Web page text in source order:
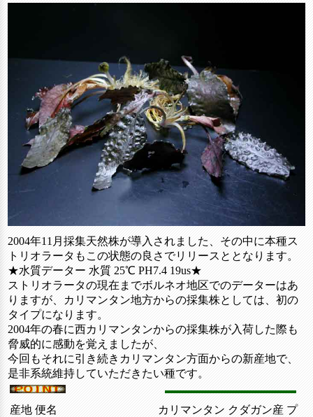
2004年11月採集天然株が導入されました、その中に本種ス
トリオラータもこの状態の良さでリリースととなります。
★水質データー 水質 25℃ PH7.4 19us★
ストリオラータの現在までボルネオ地区でのデーターはあ
りますが、カリマンタン地方からの採集株としては、初の
タイプになります。
2004年の春に西カリマンタンからの採集株が入荷した際も
脅威的に感動を覚えましたが、
今回もそれに引き続きカリマンタン方面からの新産地で、
是非系統維持していただきたい種です。
産地 便名
カリマンタン クダガン産 プ